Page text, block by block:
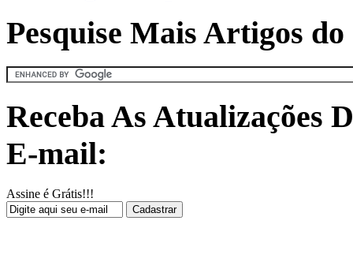
Pesquise Mais Artigos do
Receba As Atualizações
E-mail:
Assine é Grátis!!!